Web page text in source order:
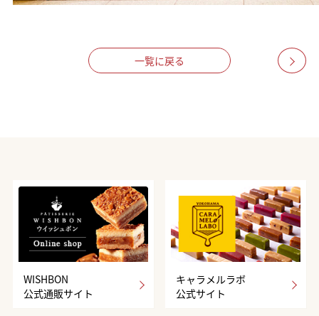
一覧に戻る
WISHBON
公式通販サイト
キャラメルラボ
公式サイト